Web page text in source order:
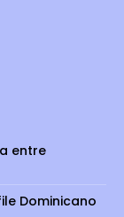
entre
Dominicano